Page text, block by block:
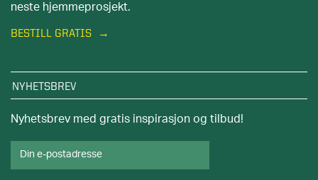
neste hjemmeprosjekt.
BESTILL GRATIS
NYHETSBREV
Nyhetsbrev med gratis inspirasjon og tilbud!